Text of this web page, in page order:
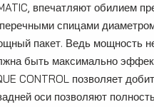
впечатляют обилием
спицами
пакет. Ведь мощность
быть максимально
CONTROL позволяет
оси позволяют